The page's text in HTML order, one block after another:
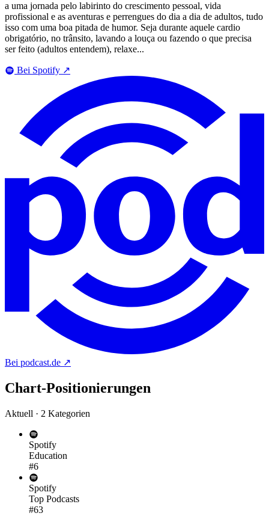
a uma jornada pelo labirinto do crescimento pessoal, vida
profissional e as aventuras e perrengues do dia a dia de adultos, tudo
isso com uma boa pitada de humor. Seja durante aquele cardio
obrigatório, no trânsito, lavando a louça ou fazendo o que precisa
ser feito (adultos entendem), relaxe...
Bei Spotify ↗
Bei podcast.de ↗
Chart-Positionierungen
Aktuell · 2 Kategorien
Spotify
Education
#6
Spotify
Top Podcasts
#63